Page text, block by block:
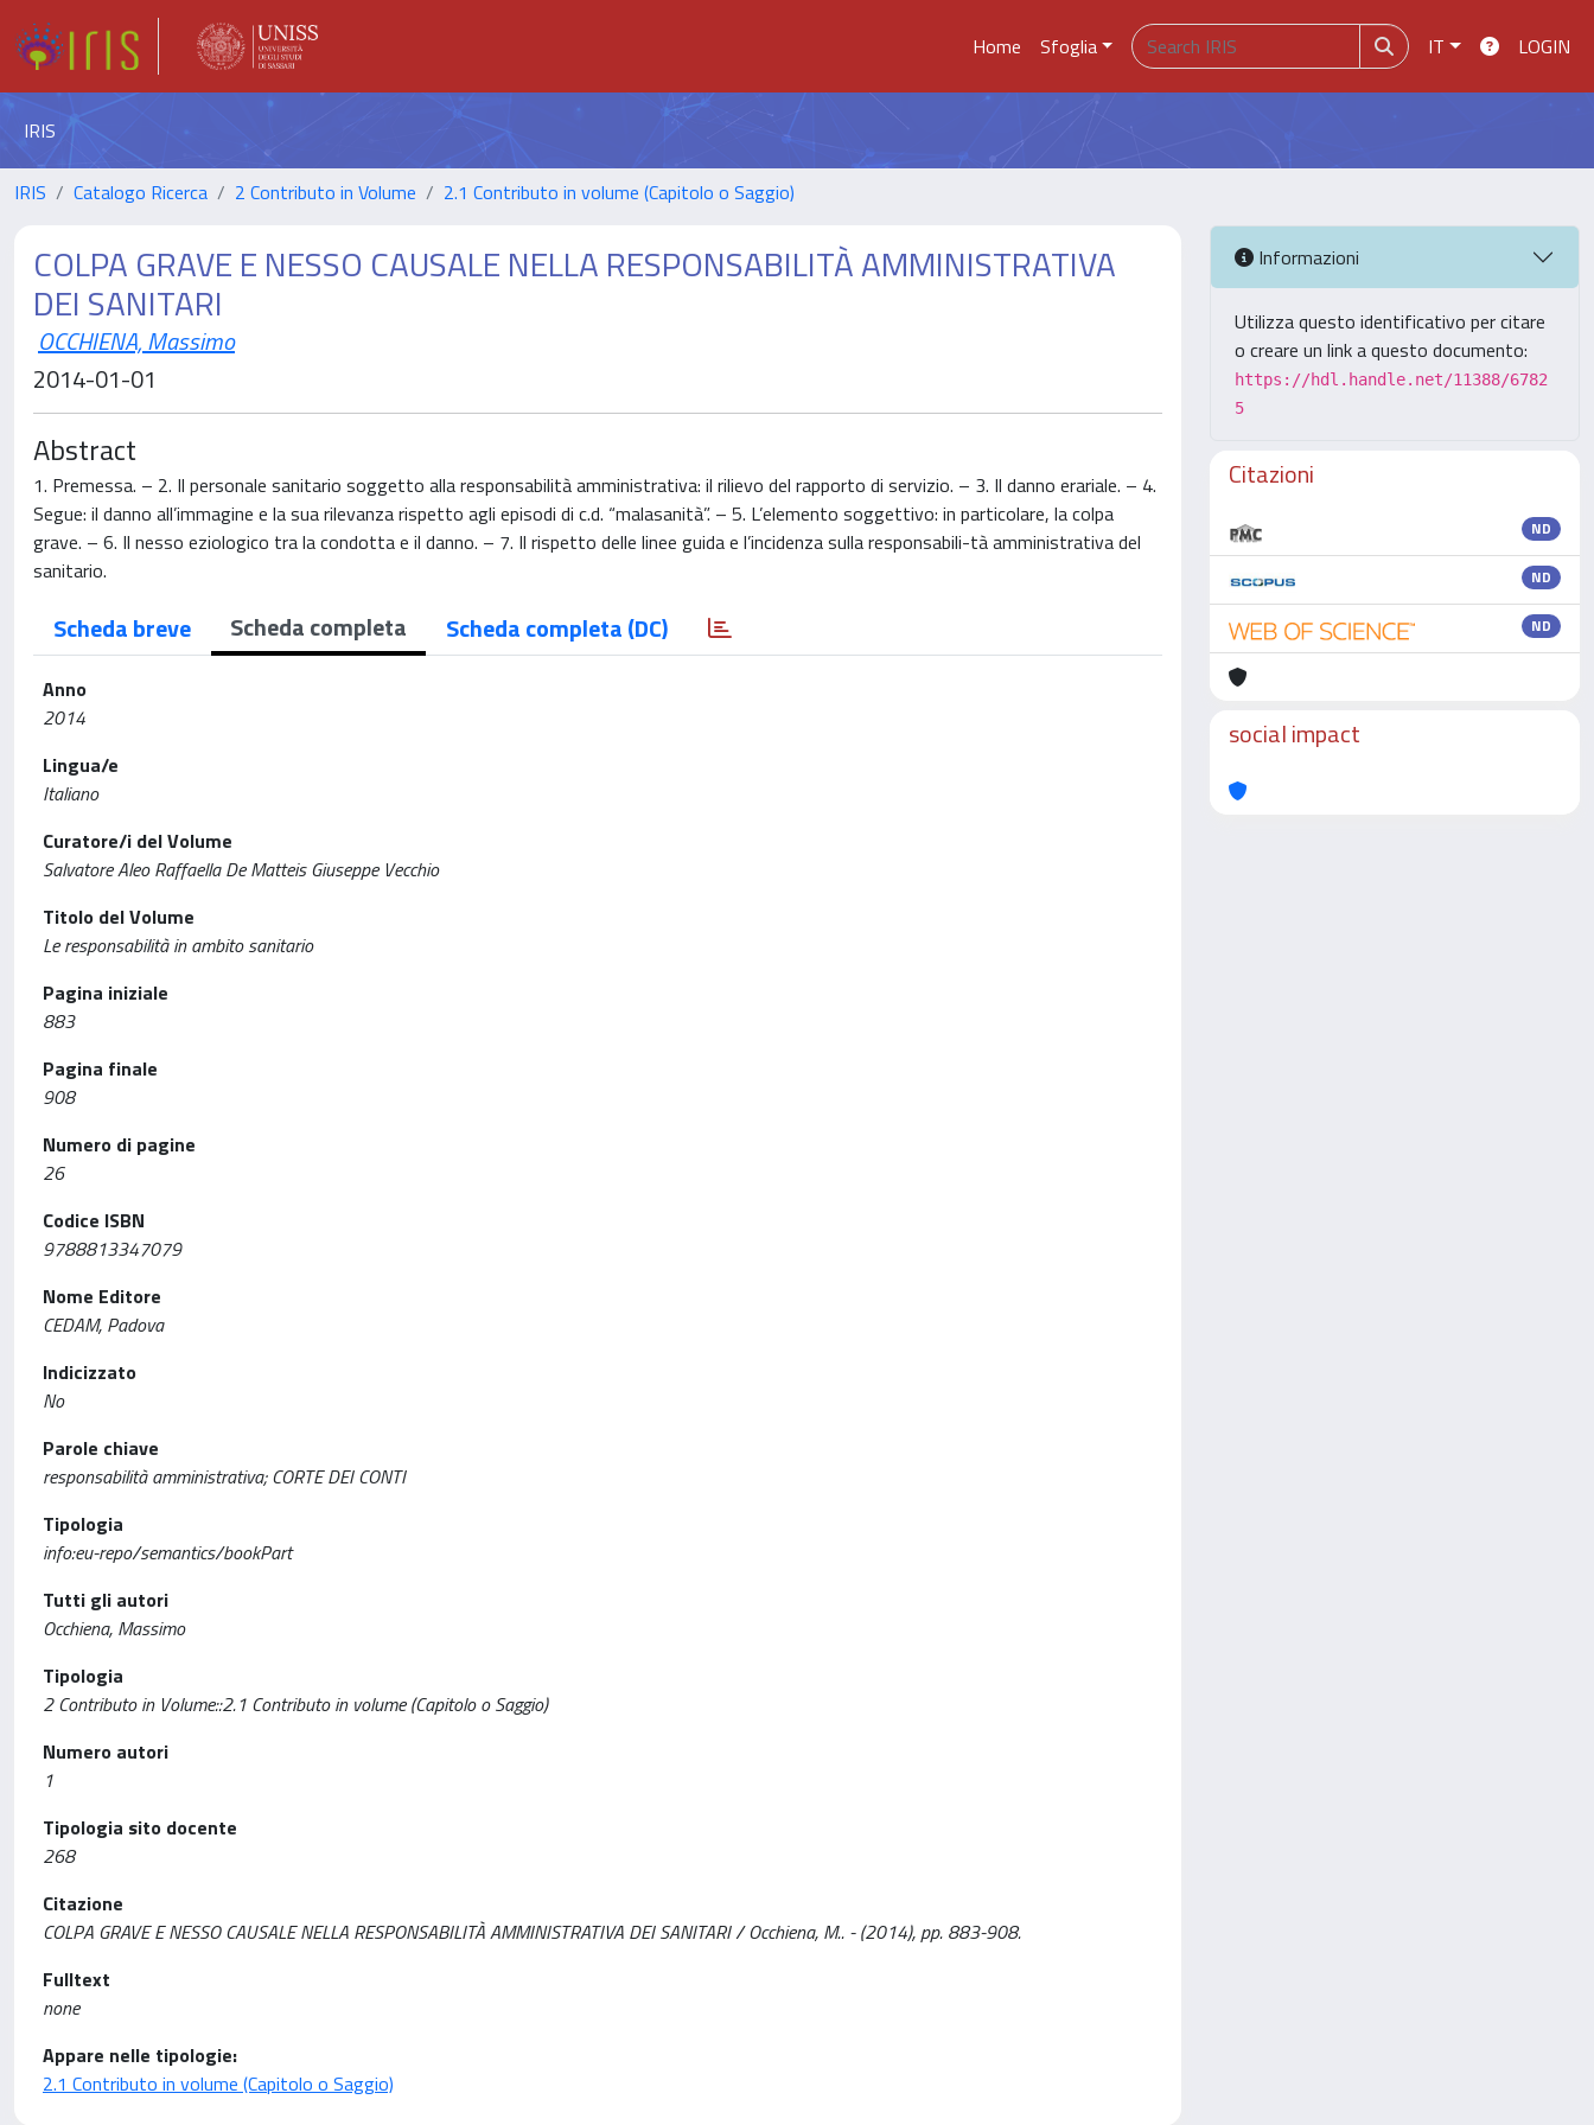
Home Sfoglia IT LOGIN
IRIS
IRIS Catalogo Ricerca 2 Contributo in Volume 2.1 Contributo in volume (Capitolo o Saggio)
COLPA GRAVE E NESSO CAUSALE NELLA RESPONSABILITÀ AMMINISTRATIVA
DEI SANITARI
OCCHIENA, Massimo
2014-01-01
Abstract
1. Premessa. – 2. Il personale sanitario soggetto alla responsabilità amministrativa: il rilievo del rapporto di servizio. – 3. Il danno erariale. – 4.
Segue: il danno all’immagine e la sua rilevanza rispetto agli episodi di c.d. “malasanità”. – 5. L’elemento soggettivo: in particolare, la colpa
grave. – 6. Il nesso eziologico tra la condotta e il danno. – 7. Il rispetto delle linee guida e l’incidenza sulla responsabili-tà amministrativa del
sanitario.
Scheda breve Scheda completa Scheda completa (DC)
Anno
2014
Lingua/e
Italiano
Curatore/i del Volume
Salvatore Aleo Raffaella De Matteis Giuseppe Vecchio
Titolo del Volume
Le responsabilità in ambito sanitario
Pagina iniziale
883
Pagina finale
908
Numero di pagine
26
Codice ISBN
9788813347079
Nome Editore
CEDAM, Padova
Indicizzato
No
Parole chiave
responsabilità amministrativa; CORTE DEI CONTI
Tipologia
info:eu-repo/semantics/bookPart
Tutti gli autori
Occhiena, Massimo
Tipologia
2 Contributo in Volume::2.1 Contributo in volume (Capitolo o Saggio)
Numero autori
1
Tipologia sito docente
268
Citazione
COLPA GRAVE E NESSO CAUSALE NELLA RESPONSABILITÀ AMMINISTRATIVA DEI SANITARI / Occhiena, M.. - (2014), pp. 883-908.
Fulltext
none
Appare nelle tipologie:
2.1 Contributo in volume (Capitolo o Saggio)
Informazioni
Utilizza questo identificativo per citare
o creare un link a questo documento:
https://hdl.handle.net/11388/6782
5
Citazioni
ND
ND
ND
social impact